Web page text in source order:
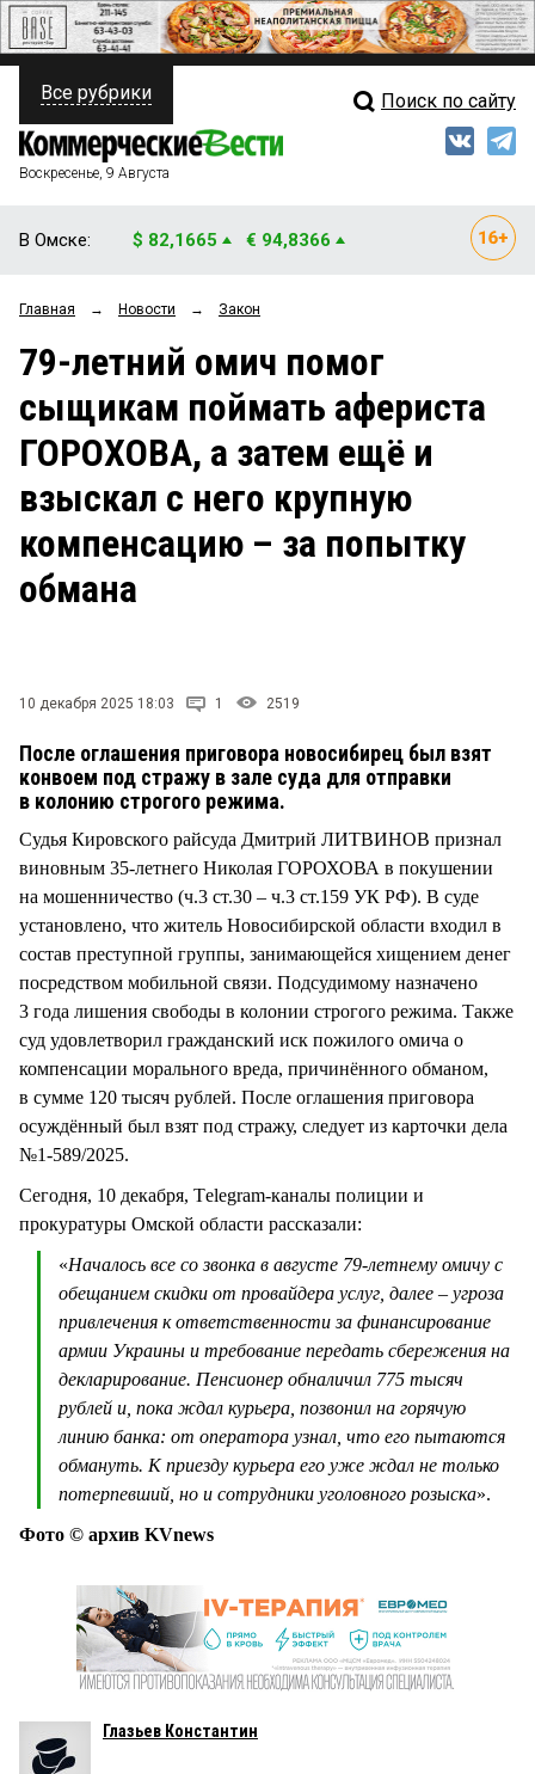
ПОЛИТИКА
ФИНАНСЫ
ОБЩЕСТВО
ЗАКОН
НОВОСТИ КОМПАНИЙ
СТИЛЬ ЖИЗНИ
Свежий выпуск
Рейтинги
Блоги
Архив
Все рубрики Поиск по сайту
Воскресенье, 9 Августа
В Омске: $ 82,1665 € 94,8366
Главная → Новости → Закон
79-летний омич помог
сыщикам поймать афериста
ГОРОХОВА, а затем ещё и
взыскал с него крупную
компенсацию – за попытку
обмана
10 декабря 2025 18:03 1 2519
После оглашения приговора новосибирец был взят
конвоем под стражу в зале суда для отправки
в колонию строгого режима.
Судья Кировского райсуда Дмитрий ЛИТВИНОВ признал
виновным 35-летнего Николая ГОРОХОВА в покушении
на мошенничество (ч.3 ст.30 – ч.3 ст.159 УК РФ). В суде
установлено, что житель Новосибирской области входил в
состав преступной группы, занимающейся хищением денег
посредством мобильной связи. Подсудимому назначено
3 года лишения свободы в колонии строгого режима. Также
суд удовлетворил гражданский иск пожилого омича о
компенсации морального вреда, причинённого обманом,
в сумме 120 тысяч рублей. После оглашения приговора
осуждённый был взят под стражу, следует из карточки дела
№1-589/2025.
Сегодня, 10 декабря, Тelegram-каналы полиции и
прокуратуры Омской области рассказали:
«Началось все со звонка в августе 79-летнему омичу с
обещанием скидки от провайдера услуг, далее – угроза
привлечения к ответственности за финансирование
армии Украины и требование передать сбережения на
декларирование. Пенсионер обналичил 775 тысяч
рублей и, пока ждал курьера, позвонил на горячую
линию банка: от оператора узнал, что его пытаются
обмануть. К приезду курьера его уже ждал не только
потерпевший, но и сотрудники уголовного розыска».
Фото © архив KVnews
Глазьев Константин